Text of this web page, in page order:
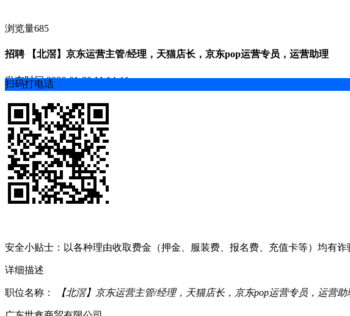
浏览量685
招聘 【北滘】京东运营主管/经理，天猫店长，京东pop运营专员，运营助理
发布时间2026-01-30 11:14:44
扫码打电话
安全小贴士：以各种理由收取费金（押金、服装费、报名费、充值卡等）均有诈
详细描述
职位名称： 【北滘】京东运营主管/经理，天猫店长，京东pop运营专员，运营助